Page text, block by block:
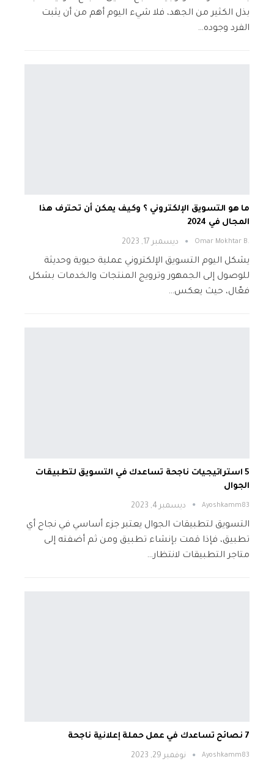
بذل الكثير من الجهد، فلا شيء اليوم أهم من أن يثبت
الفرد وجوده…
ما هو التسويق الإلكتروني ؟ وكيف يمكن أن تحترف هذا
المجال في 2024
.Omar Mokhtar B ديسمبر 17, 2023
يشكل اليوم التسويق الإلكتروني عملية حيوية وحديثة
للوصول إلى الجمهور وترويج المنتجات والخدمات بشكل
فعّال، حيث يعكس…
5 استراتيجيات ناجحة تساعدك في التسويق لتطبيقات
الجوال
Ayoshkamm83 ديسمبر 4, 2023
التسويق لتطبيقات الجوال يعتبر جزء أساسي في نجاح أي
تطبيق، فإذا قمت بإنشاء تطبيق ومن ثم أضفته إلى
متاجر التطبيقات لانتظار…
7 نصائح تساعدك في عمل حملة إعلانية ناجحة
Ayoshkamm83 نوفمبر 29, 2023